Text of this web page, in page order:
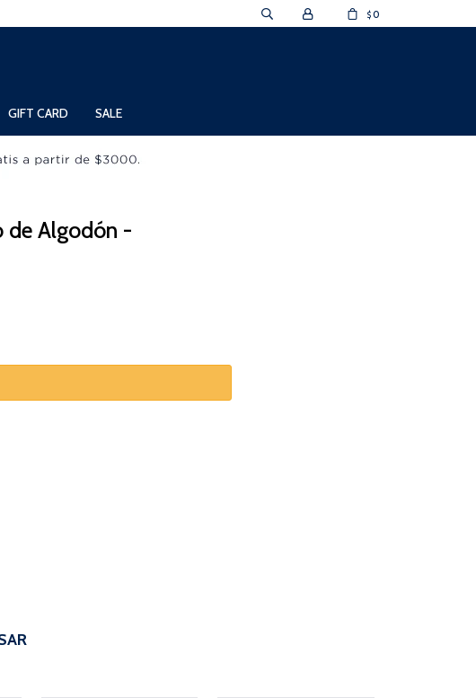
GIFT CARD SALE
$ 0
de Algodón -